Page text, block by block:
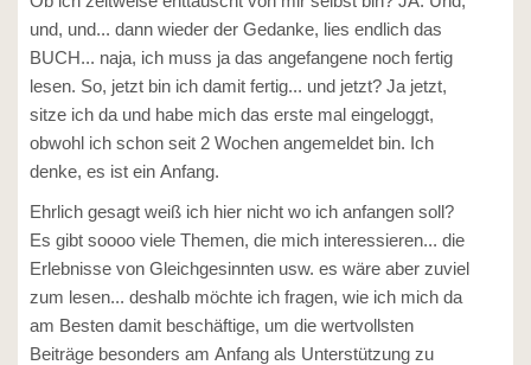
und, und... dann wieder der Gedanke, lies endlich das
BUCH... naja, ich muss ja das angefangene noch fertig
lesen. So, jetzt bin ich damit fertig... und jetzt? Ja jetzt,
sitze ich da und habe mich das erste mal eingeloggt,
obwohl ich schon seit 2 Wochen angemeldet bin. Ich
denke, es ist ein Anfang.
Ehrlich gesagt weiß ich hier nicht wo ich anfangen soll?
Es gibt soooo viele Themen, die mich interessieren... die
Erlebnisse von Gleichgesinnten usw. es wäre aber zuviel
zum lesen... deshalb möchte ich fragen, wie ich mich da
am Besten damit beschäftige, um die wertvollsten
Beiträge besonders am Anfang als Unterstützung zu